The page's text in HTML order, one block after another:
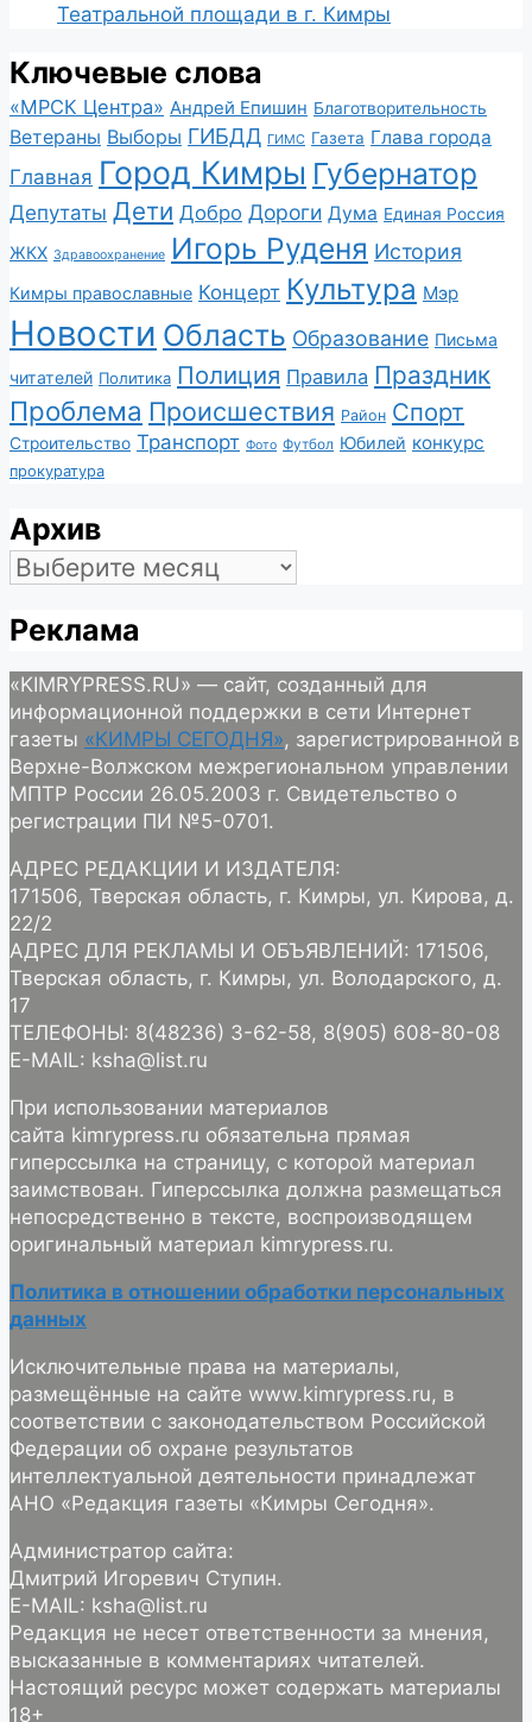
Театральной площади в г. Кимры
Ключевые слова
«МРСК Центра» Андрей Епишин Благотворительность
Ветераны Выборы ГИБДД ГИМС Газета Глава города
Главная Город Кимры Губернатор
Депутаты Дети Добро Дороги Дума Единая Россия
ЖКХ Здравоохранение Игорь Руденя История
Кимры православные Концерт Культура Мэр
Новости Область Образование Письма
читателей Политика Полиция Правила Праздник
Проблема Происшествия Район Спорт
Строительство Транспорт Фото Футбол Юбилей конкурс
прокуратура
Архив
Архив
Реклама
«KIMRYPRESS.RU» — сайт, созданный для
информационной поддержки в сети Интернет
газеты «КИМРЫ СЕГОДНЯ», зарегистрированной в
Верхне-Волжском межрегиональном управлении
МПТР России 26.05.2003 г. Свидетельство о
регистрации ПИ №5-0701.
АДРЕС РЕДАКЦИИ И ИЗДАТЕЛЯ:
171506, Тверская область, г. Кимры, ул. Кирова, д.
22/2
АДРЕС ДЛЯ РЕКЛАМЫ И ОБЪЯВЛЕНИЙ: 171506,
Тверская область, г. Кимры, ул. Володарского, д.
17
ТЕЛЕФОНЫ: 8(48236) 3-62-58, 8(905) 608-80-08
E-MAIL: ksha@list.ru
При использовании материалов
сайта kimrypress.ru обязательна прямая
гиперссылка на страницу, с которой материал
заимствован. Гиперссылка должна размещаться
непосредственно в тексте, воспроизводящем
оригинальный материал kimrypress.ru.
Политика в отношении обработки персональных
данных
Исключительные права на материалы,
размещённые на сайте www.kimrypress.ru, в
соответствии с законодательством Российской
Федерации об охране результатов
интеллектуальной деятельности принадлежат
АНО «Редакция газеты «Кимры Сегодня».
Администратор сайта:
Дмитрий Игоревич Ступин.
E-MAIL: ksha@list.ru
Редакция не несет ответственности за мнения,
высказанные в комментариях читателей.
Настоящий ресурс может содержать материалы
18+